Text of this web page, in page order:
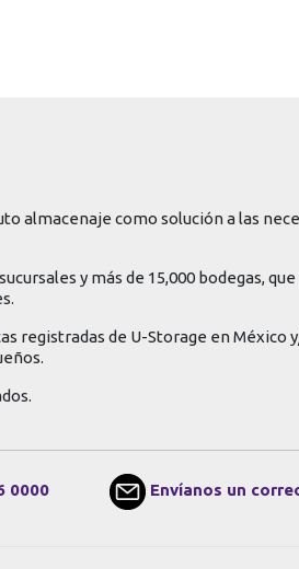
almacenaje como solución a las
y más de 15,000 bodegas,
registradas de U-Storage en México
0000 Envíanos un